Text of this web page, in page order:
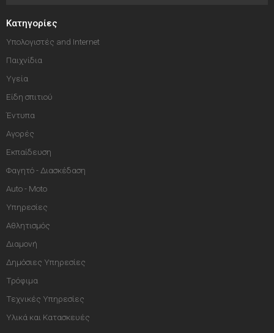
Κατηγορίες
Υπολογιστές and Internet
Παιχνίδια
Υγεία
Είδη σπιτιού
Έντυπα
Αγορές
Εκπαίδευση
Φαγητό - Διασκέδαση
Auto - Moto
Υπηρεσίες
Αθλητισμός
Διαμονή
Δημόσιες Υπηρεσίες
Τρόφιμα
Τεχνικές Υπηρεσίες
Υλικά και Κατασκευές